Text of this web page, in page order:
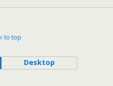
to top
Desktop